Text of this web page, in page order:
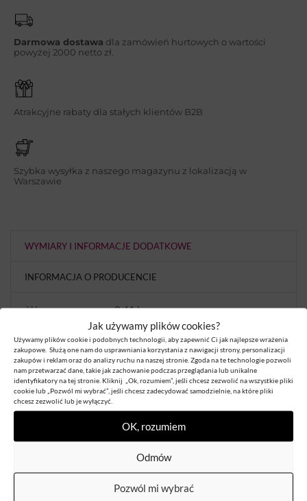
Jak używamy plików cookies?
Używamy plików cookie i podobnych technologii, aby zapewnić Ci jak najlepsze wrażenia
zakupowe. Służą one nam do usprawniania korzystania z nawigacji strony, personalizacji
zakupów i reklam oraz do analizy ruchu na naszej stronie. Zgoda na te technologie pozwoli
nam przetwarzać dane, takie jak zachowanie podczas przeglądania lub unikalne
identyfikatory na tej stronie. Kliknij „Ok, rozumiem”, jeśli chcesz zezwolić na wszystkie pliki
cookie lub „Pozwól mi wybrać”, jeśli chcesz zadecydować samodzielnie, na które pliki
chcesz zezwolić lub je wyłączyć.
OK, rozumiem
Odmów
Pozwól mi wybrać
Darmowa dostawa dla zamówień hurtowych o wartości
powyżej 2000 netto zł.
Atrakcyjne rabaty dla stałych klientów B2B
Szybka wysyłka z naszego magazynu z lokalizacją w
Warszawie
WYMIARY I INFORMACJE DODATKOWE
INFORMACJA O PRODUCENCIE
Waga 0,41 kg
Kolor Czarny, Khaki, Zielony
Materiał Poliester
Produkty Powiązane